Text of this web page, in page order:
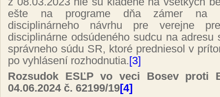
ešte na programe dňa zámer na
disciplinárneho návrhu pre verejne
disciplinárne odsúdeného sudcu na adresu
správneho súdu SR, ktoré predniesol v
po vyhlásení rozhodnutia.[3]
Rozsudok ESĽP vo veci Bosev proti
04.06.2024 č. 62199/19[4]